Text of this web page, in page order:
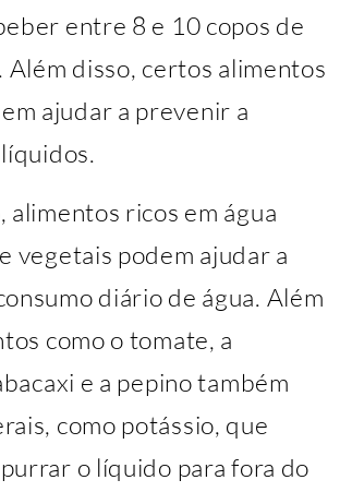
entre 8 e 10 copos de
Além disso, certos alimentos
ajudar a prevenir a
alimentos ricos em água
vegetais podem ajudar a
diário de água. Além
como o tomate, a
e a pepino também
como potássio, que
o líquido para fora do